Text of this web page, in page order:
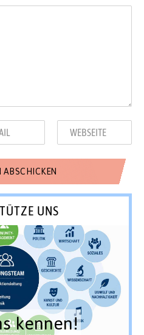
UNS
kennen!